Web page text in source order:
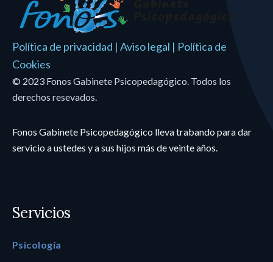
Política de privacidad | Aviso legal | Política de
Cookies
© 2023 Fonos Gabinete Psicopedagógico. Todos los
derechos resevados.
Fonos Gabinete Psicopedagógico lleva trabando para dar
servicio a ustedes y a sus hijos más de veinte años.
Servicios
Psicología